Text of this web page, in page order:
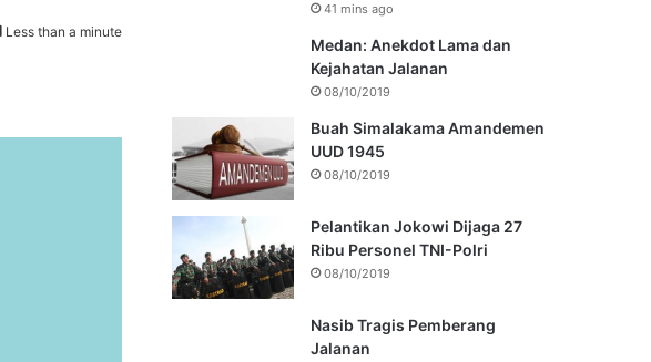
Less than a minute
41 mins ago
Medan: Anekdot Lama dan
Kejahatan Jalanan
08/10/2019
Buah Simalakama Amandemen
UUD 1945
08/10/2019
Pelantikan Jokowi Dijaga 27
Ribu Personel TNI-Polri
08/10/2019
Nasib Tragis Pemberang
Jalanan